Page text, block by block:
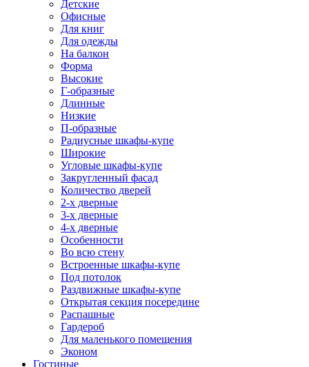
Детские
Офисные
Для книг
Для одежды
На балкон
Форма
Высокие
Г-образные
Длинные
Низкие
П-образные
Радиусные шкафы-купе
Широкие
Угловые шкафы-купе
Закругленный фасад
Количество дверей
2-х дверные
3-х дверные
4-х дверные
Особенности
Во всю стену
Встроенные шкафы-купе
Под потолок
Раздвижные шкафы-купе
Открытая секция посередине
Распашные
Гардероб
Для маленького помещения
Эконом
Гостиные